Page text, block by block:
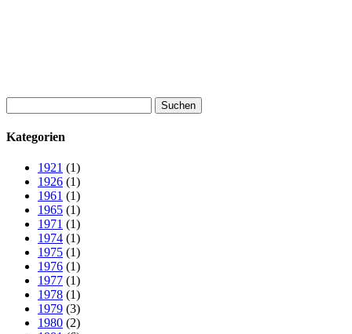
nach:
Kategorien
1921 (1)
1926 (1)
1961 (1)
1965 (1)
1971 (1)
1974 (1)
1975 (1)
1976 (1)
1977 (1)
1978 (1)
1979 (3)
1980 (2)